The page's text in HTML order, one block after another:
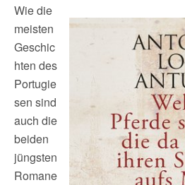
Wie die
meisten
Geschic
hten des
Portugie
sen sind
auch die
beiden
jüngsten
Romane